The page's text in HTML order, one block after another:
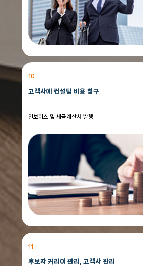
10
고객사에 컨설팅 비용 청구
인보이스 및 세금계산서 발행
11
후보자 커리어 관리, 고객사 관리